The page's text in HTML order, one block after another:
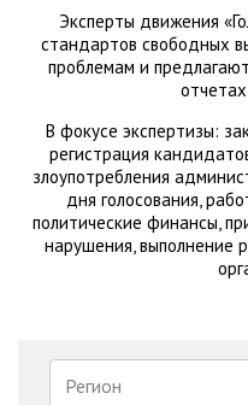
Эксперты движения
стандартов свободных
проблемам и
В фокусе экспертизы:
регистрация
злоупотребления
дня голосования,
политические финансы,
нарушения,
Регион